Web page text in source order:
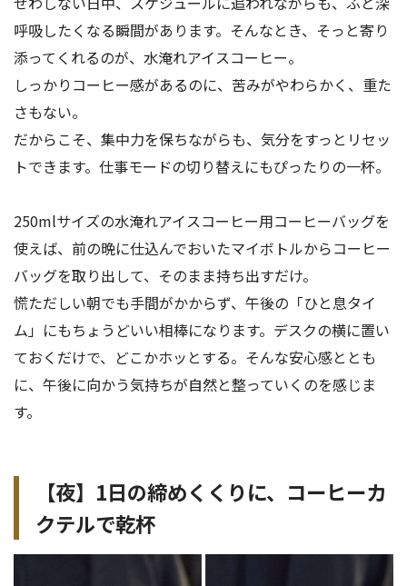
呼吸したくなる瞬間があります。そんなとき、そっと寄り
添ってくれるのが、水淹れアイスコーヒー。
しっかりコーヒー感があるのに、苦みがやわらかく、重た
さもない。
だからこそ、集中力を保ちながらも、気分をすっとリセッ
トできます。仕事モードの切り替えにもぴったりの一杯。
250mlサイズの水淹れアイスコーヒー用コーヒーバッグを
使えば、前の晩に仕込んでおいたマイボトルからコーヒー
バッグを取り出して、そのまま持ち出すだけ。
慌ただしい朝でも手間がかからず、午後の「ひと息タイ
ム」にもちょうどいい相棒になります。デスクの横に置い
ておくだけで、どこかホッとする。そんな安心感ととも
に、午後に向かう気持ちが自然と整っていくのを感じま
す。
【夜】1日の締めくくりに、コーヒーカ
クテルで乾杯